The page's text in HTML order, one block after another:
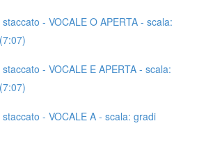
- VOCALE O APERTA - scala:
- VOCALE E APERTA - scala:
- VOCALE A - scala: gradi